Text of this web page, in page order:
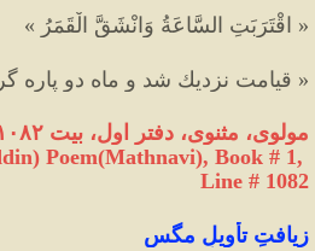
« اقْتَرَبَتِ السَّاعَةُ وَانْشَقَّ الْقَمَرُ »
« قيامت نزديك شد و ماه دو پاره
مولوی، مثنوی، دفتر اول، بیت ۱۰۸۲
Poem(Mathnavi), Book # 1,
Line # 1082
زیافتِ تأویلِ مگس